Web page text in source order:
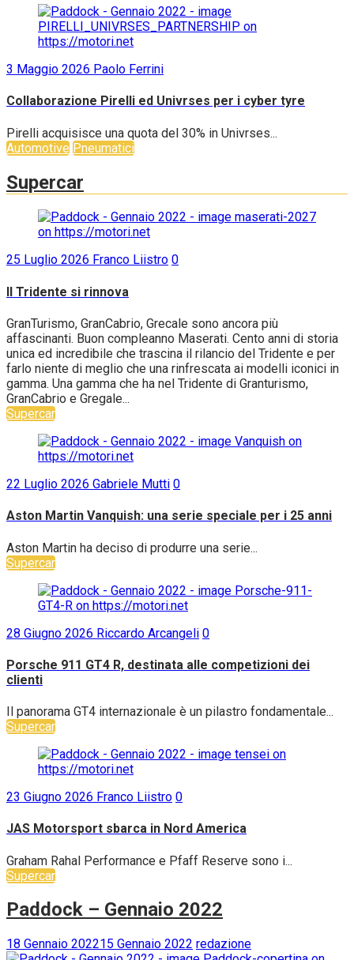
3 Maggio 2026 Paolo Ferrini
Collaborazione Pirelli ed Univrses per i cyber tyre
Pirelli acquisisce una quota del 30% in Univrses...
Automotive Pneumatici
Supercar
25 Luglio 2026 Franco Liistro 0
Il Tridente si rinnova
GranTurismo, GranCabrio, Grecale sono ancora più
affascinanti. Buon compleanno Maserati. Cento anni di storia
unica ed incredibile che trascina il rilancio del Tridente e per
farlo niente di meglio che una rinfrescata ai modelli iconici in
gamma. Una gamma che ha nel Tridente di Granturismo,
GranCabrio e Gregale...
Supercar
22 Luglio 2026 Gabriele Mutti 0
Aston Martin Vanquish: una serie speciale per i 25 anni
Aston Martin ha deciso di produrre una serie...
Supercar
28 Giugno 2026 Riccardo Arcangeli 0
Porsche 911 GT4 R, destinata alle competizioni dei
clienti
Il panorama GT4 internazionale è un pilastro fondamentale...
Supercar
23 Giugno 2026 Franco Liistro 0
JAS Motorsport sbarca in Nord America
Graham Rahal Performance e Pfaff Reserve sono i...
Supercar
Paddock – Gennaio 2022
18 Gennaio 202215 Gennaio 2022 redazione